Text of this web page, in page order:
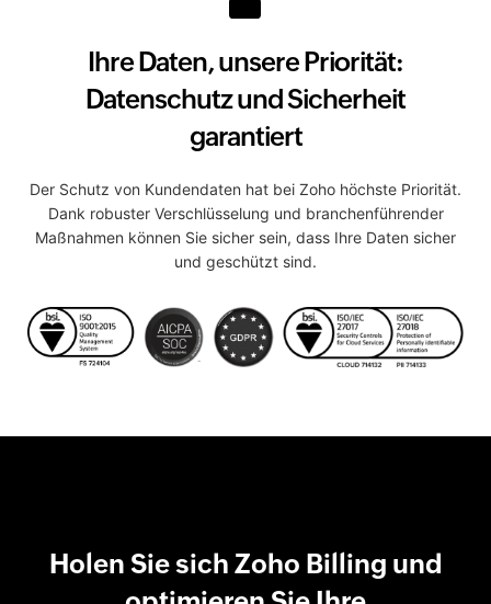
Ihre Daten, unsere Priorität:
Datenschutz und Sicherheit
garantiert
Der Schutz von Kundendaten hat bei Zoho höchste Priorität.
Dank robuster Verschlüsselung und branchenführender
Maßnahmen können Sie sicher sein, dass Ihre Daten sicher
und geschützt sind.
Holen Sie sich Zoho Billing und